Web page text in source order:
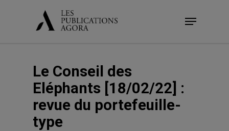
Menu
Le Conseil des
Eléphants [18/02/22] :
revue du portefeuille-
type